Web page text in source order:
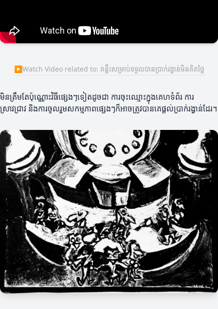
▶Watch Video related to: គន្លឹះសម្រាប់ទទួលបានប្រាក់រង្វាន់មិនគិតថ្លៃ
មិនត្រឹមតែប៉ុណ្ណោះ​វិធីផ្សេងៗទៀតដូចជា ការចុះឈ្មោះក្នុងគេហទំព័រ ការ
ស្រាវជ្រាវ និងការចូលរួមសកម្មភាពផ្សេងៗក៏អាចត្រូវបានគេផ្តល់ប្រាក់រង្វាន់ដែរ។